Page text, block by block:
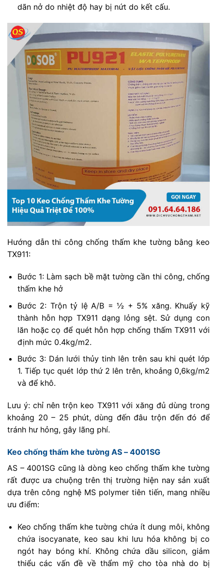
dãn nở do nhiệt độ hay bị nứt do kết cấu.
Hướng dẫn thi công chống thấm khe tường bằng keo
TX911:
Bước 1: Làm sạch bề mặt tường cần thi công, chống
thấm khe hở
Bước 2: Trộn tỷ lệ A/B = ½ + 5% xăng. Khuấy kỹ
thành hỗn hợp TX911 dạng lỏng sệt. Sử dụng con
lăn hoặc cọ để quét hỗn hợp chống thấm TX911 với
định mức 0.4kg/m2.
Bước 3: Dán lưới thủy tinh lên trên sau khi quét lớp
1. Tiếp tục quét lớp thứ 2 lên trên, khoảng 0,6kg/m2
và để khô.
Lưu ý: chỉ nên trộn keo TX911 với xăng đủ dùng trong
khoảng 20 – 25 phút, dùng đến đâu trộn đến đó để
tránh hư hỏng, gây lãng phí.
Keo chống thấm khe tường AS – 4001SG
AS – 4001SG cũng là dòng keo chống thấm khe tường
rất được ưa chuộng trên thị trường hiện nay sản xuất
dựa trên công nghệ MS polymer tiên tiến, mang nhiều
ưu điểm:
Keo chống thấm khe tường chứa ít dung môi, không
chứa isocyanate, keo sau khi lưu hóa không bị co
ngót hay bóng khí. Không chứa dầu silicon, giảm
thiểu các vấn đề về thẩm mỹ cho tòa nhà do bị